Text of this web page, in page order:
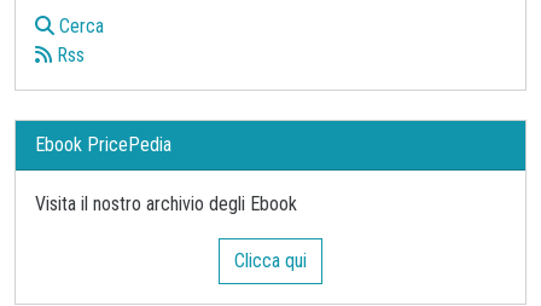
Cerca
Rss
Ebook PricePedia
Visita il nostro archivio degli Ebook
Clicca qui